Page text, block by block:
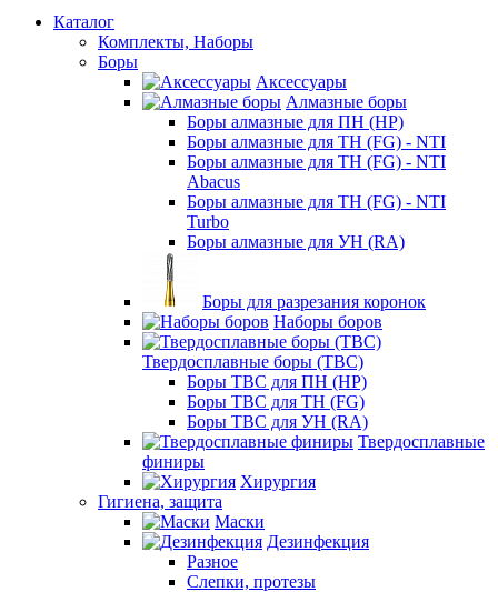
Каталог
Комплекты, Наборы
Боры
Аксессуары
Алмазные боры
Боры алмазные для ПН (HP)
Боры алмазные для ТН (FG) - NTI
Боры алмазные для ТН (FG) - NTI
Abacus
Боры алмазные для ТН (FG) - NTI
Turbo
Боры алмазные для УН (RA)
Боры для разрезания коронок
Наборы боров
Твердосплавные боры (ТВС)
Боры ТВС для ПН (HP)
Боры ТВС для ТН (FG)
Боры ТВС для УН (RA)
Твердосплавные
финиры
Хирургия
Гигиена, защита
Маски
Дезинфекция
Разное
Слепки, протезы